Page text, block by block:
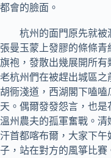
都會的臉面。
杭州的面門原先就被
張曼玉蒙上發膠的條條
旗袍，發散出幾展開所有
老杭州們在被趕出城區
胡衕淺道，西湖閣下嗑
天。偶爾發發怨言，也
溫州農夫的孤軍奮戰。
汗首都喀布爾，大家下
子，站在對方的風箏比